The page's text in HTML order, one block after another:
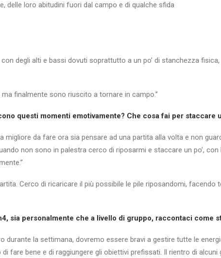
delle loro abitudini fuori dal campo e di qualche sfida
degli alti e bassi dovuti soprattutto a un po’ di stanchezza
finalmente sono riuscito a tornare in campo.”
questi momenti emotivamente? Che cosa fai per staccare
da fare ora sia pensare ad una partita alla volta e non
non sono in palestra cerco di riposarmi e staccare un po’,
Cerco di ricaricare il più possibile le pile riposandomi,
sia personalmente che a livello di gruppo, raccontaci come
durante la settimana, dovremo essere bravi a gestire tutte le
fare bene e di raggiungere gli obiettivi prefissati. Il rientro di